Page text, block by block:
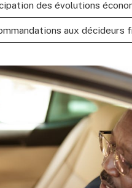
des évolutions
aux décideurs